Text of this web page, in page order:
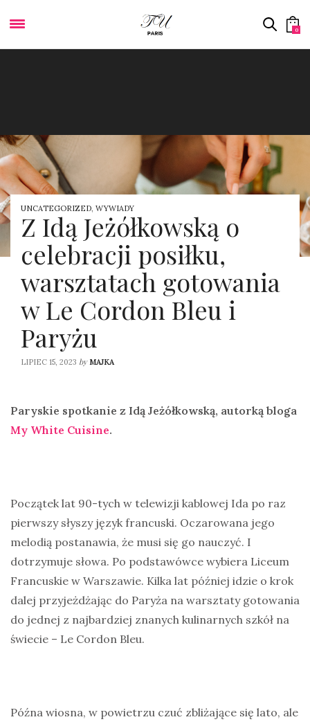
0
UNCATEGORIZED, WYWIADY
Z Idą Jeżółkowską o
celebracji posiłku,
warsztatach gotowania
w Le Cordon Bleu i
Paryżu
LIPIEC 15, 2023 by MAJKA
Paryskie spotkanie z Idą Jeżółkowską, autorką bloga
My White Cuisine.
Początek lat 90-tych w telewizji kablowej Ida po raz
pierwszy słyszy język francuski. Oczarowana jego
melodią postanawia, że musi się go nauczyć. I
dotrzymuje słowa. Po podstawówce wybiera Liceum
Francuskie w Warszawie. Kilka lat później idzie o krok
dalej przyjeżdżając do Paryża na warsztaty gotowania
do jednej z najbardziej znanych kulinarnych szkół na
świecie – Le Cordon Bleu.
Późna wiosna, w powietrzu czuć zbliżające się lato, ale